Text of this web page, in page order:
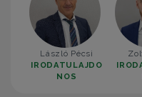
László Pécsi
IRODATULAJDO
NOS